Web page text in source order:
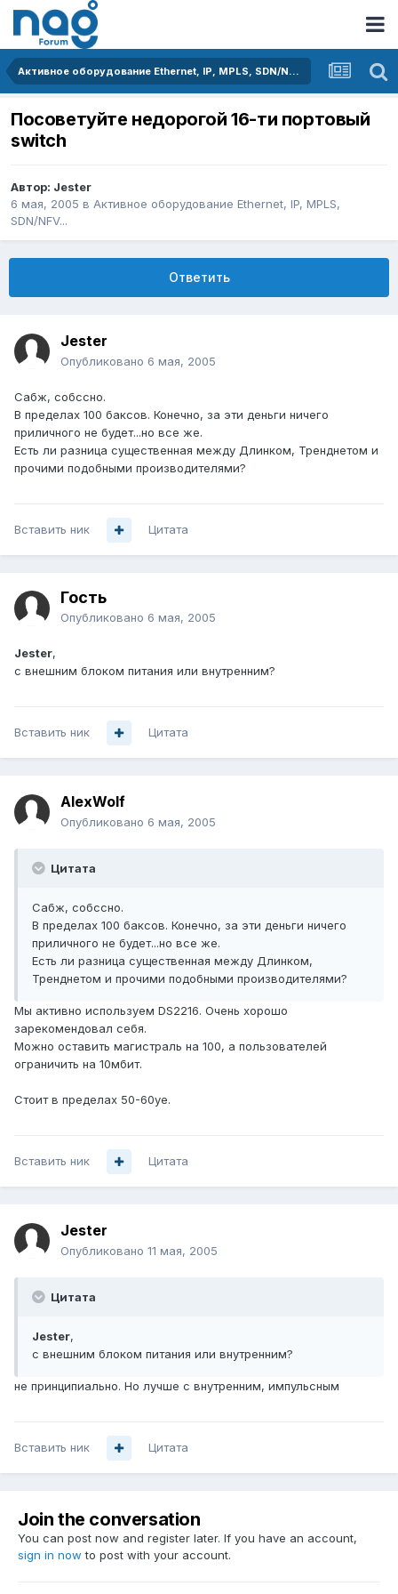
Активное оборудование Ethernet, IP, MPLS, SDN/NFV...
Посоветуйте недорогой 16-ти портовый
switch
Автор: Jester
6 мая, 2005 в Активное оборудование Ethernet, IP, MPLS,
SDN/NFV...
Ответить
Jester
Опубликовано 6 мая, 2005
Сабж, собссно.
В пределах 100 баксов. Конечно, за эти деньги ничего
приличного не будет...но все же.
Есть ли разница существенная между Длинком, Тренднетом и
прочими подобными производителями?
Вставить ник Цитата
Гость
Опубликовано 6 мая, 2005
Jester,
с внешним блоком питания или внутренним?
Вставить ник Цитата
AlexWolf
Опубликовано 6 мая, 2005
Цитата
Сабж, собссно.
В пределах 100 баксов. Конечно, за эти деньги ничего
приличного не будет...но все же.
Есть ли разница существенная между Длинком,
Тренднетом и прочими подобными производителями?
Мы активно используем DS2216. Очень хорошо
зарекомендовал себя.
Можно оставить магистраль на 100, а пользователей
ограничить на 10мбит.
Стоит в пределах 50-60уе.
Вставить ник Цитата
Jester
Опубликовано 11 мая, 2005
Цитата
Jester,
с внешним блоком питания или внутренним?
не принципиально. Но лучше с внутренним, импульсным
Вставить ник Цитата
Join the conversation
You can post now and register later. If you have an account,
sign in now to post with your account.